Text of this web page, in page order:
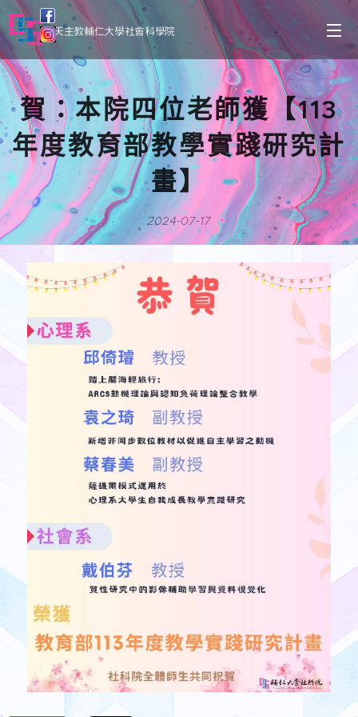
天主教輔仁大學社會科學院
賀：本院四位老師獲【113
年度教育部教學實踐研究計
畫】
2024-07-17